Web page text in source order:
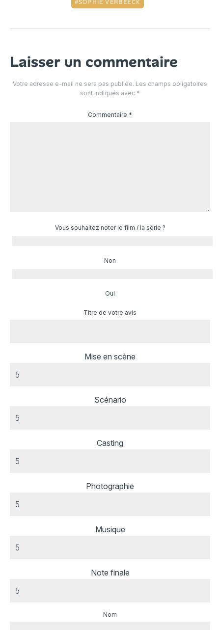
SOPHIE VERBEECK
Laisser un commentaire
Votre adresse e-mail ne sera pas publiée. Les champs obligatoires
sont indiqués avec *
Commentaire *
Vous souhaitez noter le film / la série ?
Non
Oui
Titre de votre avis
Mise en scène
Scénario
Casting
Photographie
Musique
Note finale
Nom